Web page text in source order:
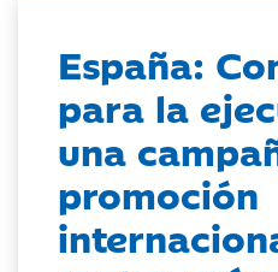
España:
para la
una
promoción